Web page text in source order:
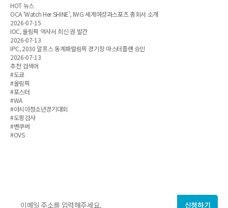
HOT 뉴스
OCA ‘Watch Her SHINE’, IWG 세계여성과스포츠 총회서 소개
2026-07-15
IOC, 올림픽 역사서 최신 권 발간
2026-07-13
IPC, 2030 알프스 동계패럴림픽 경기장 마스터플랜 승인
2026-07-13
추천 검색어
#도쿄
#올림픽
#포스터
#WA
#아시아청소년경기대회
#도핑검사
#벤쿠버
#OVS
신청하기